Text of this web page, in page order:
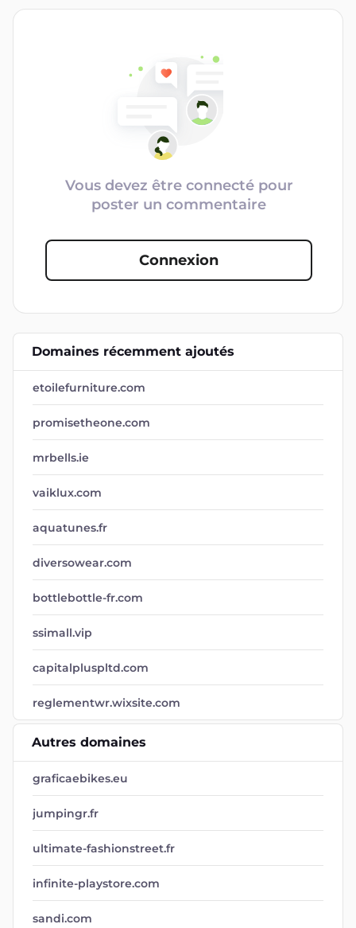
Vous devez être connecté pour
poster un commentaire
Connexion
Domaines récemment ajoutés
etoilefurniture.com
promisetheone.com
mrbells.ie
vaiklux.com
aquatunes.fr
diversowear.com
bottlebottle-fr.com
ssimall.vip
capitalpluspltd.com
reglementwr.wixsite.com
Autres domaines
graficaebikes.eu
jumpingr.fr
ultimate-fashionstreet.fr
infinite-playstore.com
sandi.com